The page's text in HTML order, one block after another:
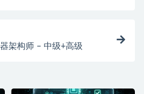
架构师 – 中级+高级